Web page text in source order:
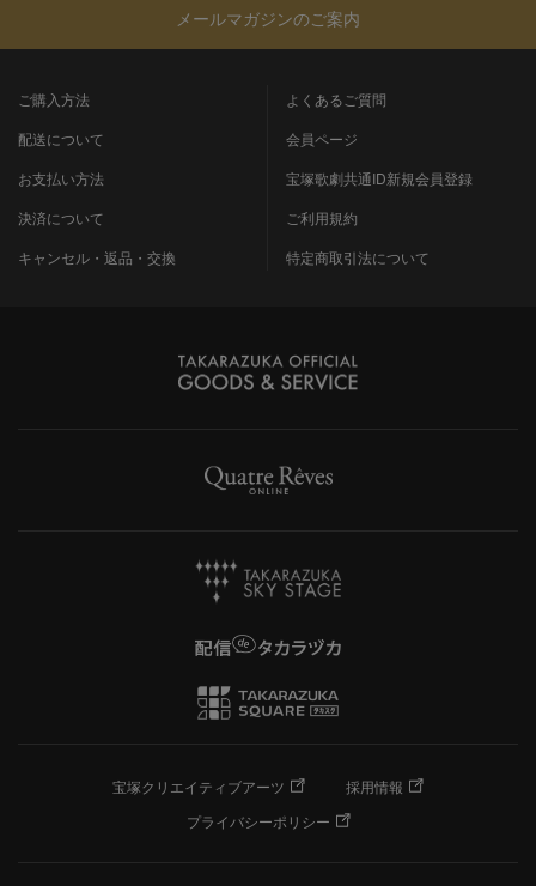
メールマガジンのご案内
ご購入方法
配送について
お支払い方法
決済について
キャンセル・返品・交換
よくあるご質問
会員ページ
宝塚歌劇共通ID新規会員登録
ご利用規約
特定商取引法について
宝塚クリエイティブアーツ
採用情報
プライバシーポリシー